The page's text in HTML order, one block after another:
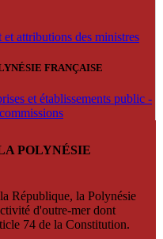
attributions des ministres
FRANÇAISE
et établissements public -
POLYNÉSIE
République, la Polynésie
d'outre-mer dont
74 de la Constitution.